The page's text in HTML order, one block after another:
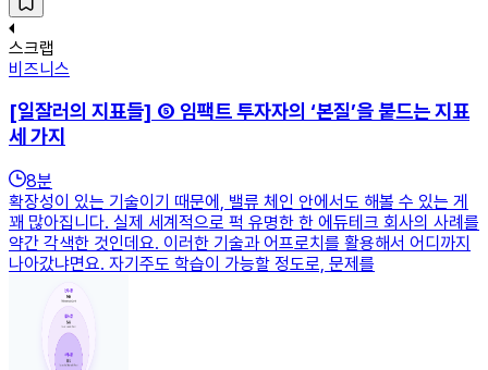
스크랩
비즈니스
[일잘러의 지표들] ⑤ 임팩트 투자자의 ‘본질’을 붙드는 지표
세 가지
8분
확장성이 있는 기술이기 때문에, 밸류 체인 안에서도 해볼 수 있는 게
꽤 많아집니다. 실제 세계적으로 퍽 유명한 한 에듀테크 회사의 사례를
약간 각색한 것인데요. 이러한 기술과 어프로치를 활용해서 어디까지
나아갔냐면요. 자기주도 학습이 가능할 정도로, 문제를